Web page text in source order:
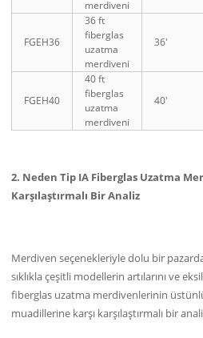
merdiveni
FGEH36
36 ft
fiberglas
uzatma
merdiveni
36′
FGEH40
40 ft
fiberglas
uzatma
merdiveni
40′
2. Neden Tip IA Fiberglas Uzatma
Karşılaştırmalı Bir Analiz
Merdiven seçenekleriyle dolu bir
sıklıkla çeşitli modellerin artılarını ve
fiberglas uzatma merdivenlerinin
muadillerine karşı karşılaştırmalı bir